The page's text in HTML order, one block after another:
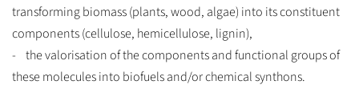
transforming biomass (plants, wood, algae) into its constituent
components (cellulose, hemicellulose, lignin),
- the valorisation of the components and functional groups of
these molecules into biofuels and/or chemical synthons.